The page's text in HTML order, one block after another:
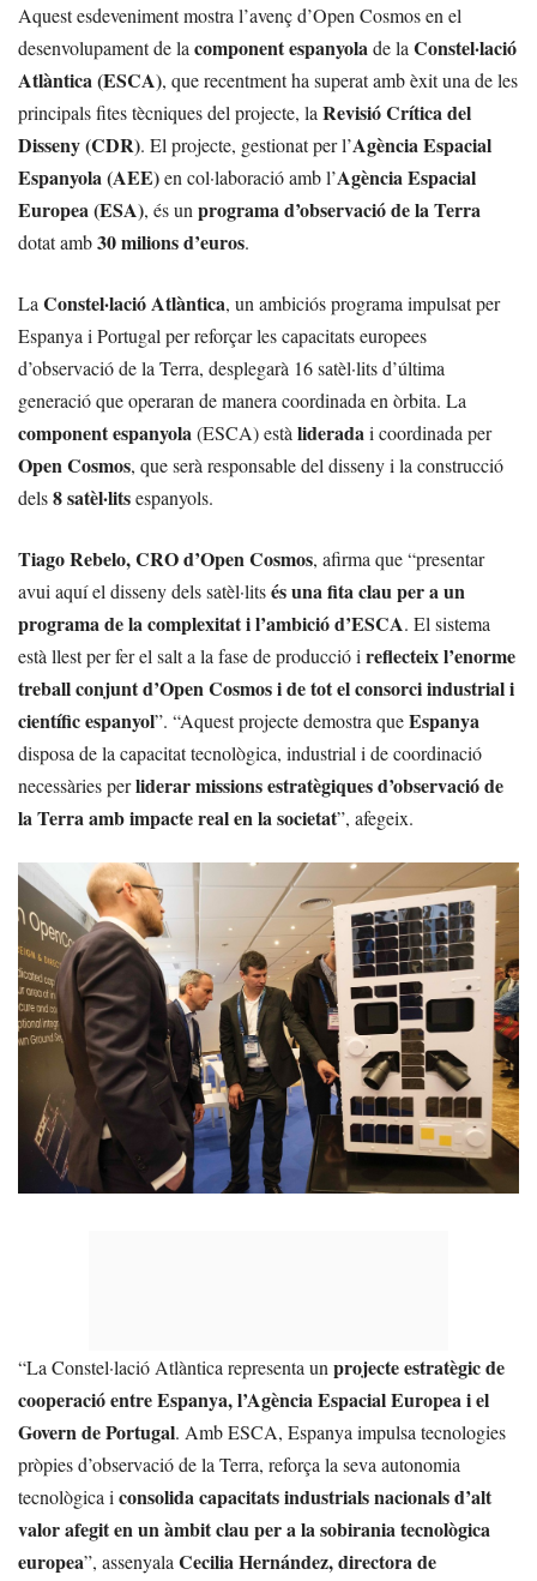
Aquest esdeveniment mostra l’avenç d’Open Cosmos en el
desenvolupament de la component espanyolade la Constel·lació
Atlàntica (ESCA), que recentment ha superat amb èxit una de les
principals fites tècniques del projecte, la Revisió Crítica del
Disseny (CDR). El projecte, gestionat per l’Agència Espacial
Espanyola (AEE)en col·laboració amb l’Agència Espacial
Europea (ESA), és un programa d’observació de la Terra
dotat amb30 milions d’euros.
La Constel·lació Atlàntica, un ambiciós programa impulsat per
Espanya i Portugal per reforçar les capacitats europees
d’observació de la Terra, desplegarà 16 satèl·lits d’última
generació que operaran de manera coordinada en òrbita. La
component espanyola(ESCA) està lideradai coordinada per
Open Cosmos, que serà responsable del disseny i la construcció
dels8 satèl·litsespanyols.
Tiago Rebelo, CRO d’Open Cosmos, afirma que “presentar
avui aquí el disseny dels satèl·litsés una fita clau per a un
programa de la complexitat i l’ambició d’ESCA. El sistema
està llest per fer el salt a la fase de producció i reflecteix l’enorme
treball conjunt d’Open Cosmos i de tot el consorci industrial i
científic espanyol”. “Aquest projecte demostra queEspanya
disposa de la capacitat tecnològica, industrial i de coordinació
necessàries perliderar missions estratègiques d’observació de
la Terra amb impacte real en la societat”, afegeix.
“La Constel·lació Atlàntica representa un projecte estratègic de
cooperació entre Espanya, l’Agència Espacial Europea i el
Govern de Portugal. Amb ESCA, Espanya impulsa tecnologies
pròpies d’observació de la Terra, reforça la seva autonomia
tecnològica i consolida capacitats industrials nacionals d’alt
valor afegit en un àmbit clau per a la sobirania tecnològica
europea”, assenyala Cecilia Hernández, directora de